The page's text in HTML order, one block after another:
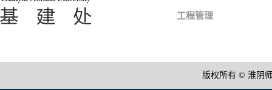
工程管理
版权所有 © 淮阴